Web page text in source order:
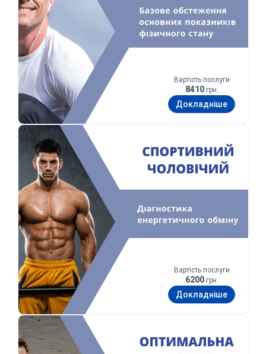
Вартість послуги
8410 грн.
Докладніше
Спортивний для чоловіків
Вартість послуги
6200 грн.
Докладніше
Оптимальна форма